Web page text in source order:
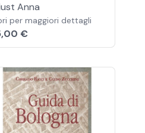
Anna
per maggiori dettagli
€